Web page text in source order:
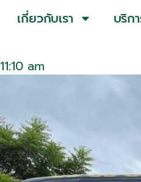
เกี่ยวกับเรา บริก
11:10 am